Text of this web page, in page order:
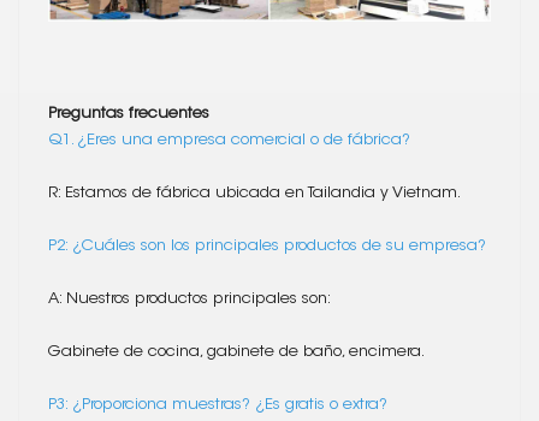
Preguntas frecuentes
Q1. ¿Eres una empresa comercial o de fábrica?
R: Estamos de fábrica ubicada en Tailandia y Vietnam.
P2: ¿Cuáles son los principales productos de su empresa?
A: Nuestros productos principales son:
Gabinete de cocina, gabinete de baño, encimera.
P3: ¿Proporciona muestras? ¿Es gratis o extra?